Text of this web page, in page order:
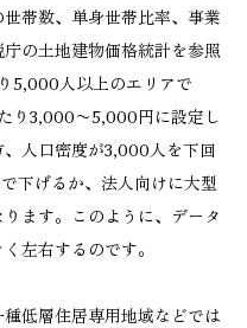
帯数、単身世帯比率、事業
の土地建物価格統計を参照
5,000人以上のエリアで
り3,000〜5,000円に設定し
人口密度が3,000人を下回
下げるか、法人向けに大型
ます。このように、データ
左右するのです。
低層住居専用地域などでは